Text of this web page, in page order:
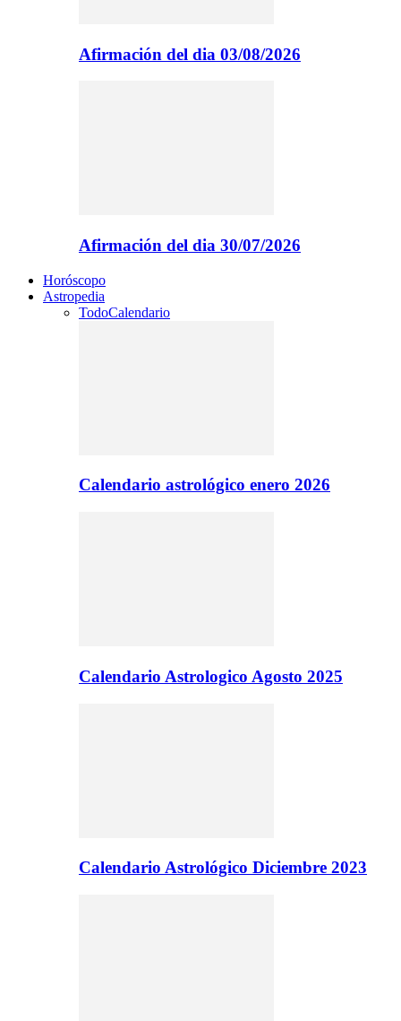
Afirmación del dia 03/08/2026
Afirmación del dia 30/07/2026
Horóscopo
Astropedia
TodoCalendario
Calendario astrológico enero 2026
Calendario Astrologico Agosto 2025
Calendario Astrológico Diciembre 2023